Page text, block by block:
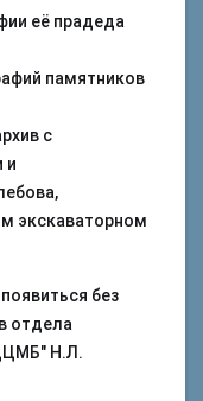
её прадеда
памятников
с
и
экскаваторном
без
отдела
Н.Л.